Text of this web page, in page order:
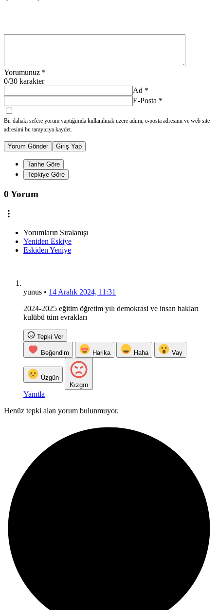
Yorumunuz *
0/30 karakter
Ad *
E-Posta *
Bir dahaki sefere yorum yaptığımda kullanılmak üzere adımı, e-posta adresimi ve web site
adresimi bu tarayıcıya kaydet.
Yorum Gönder Giriş Yap
Tarihe Göre
Tepkiye Göre
0 Yorum
Yorumların Sıralanışı
Yeniden Eskiye
Eskiden Yeniye
yunus • 14 Aralık 2024, 11:31
2024-2025 eğitim öğretim yılı demokrasi ve insan hakları
kulübü tüm evrakları
Tepki Ver
Beğendim Harika Haha Vay
Üzgün
Kızgın
Yanıtla
Henüz tepki alan yorum bulunmuyor.